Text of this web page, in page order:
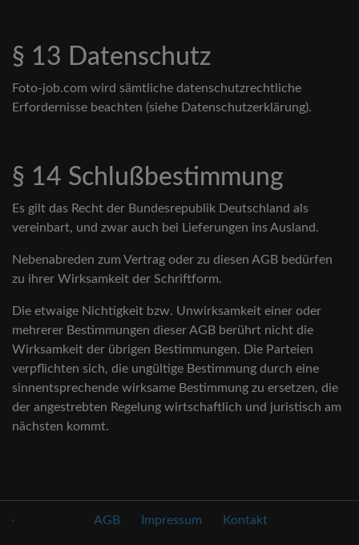
§ 13 Datenschutz
Foto-job.com wird sämtliche datenschutzrechtliche
Erfordernisse beachten (siehe Datenschutzerklärung).
§ 14 Schlußbestimmung
Es gilt das Recht der Bundesrepublik Deutschland als
vereinbart, und zwar auch bei Lieferungen ins Ausland.
Nebenabreden zum Vertrag oder zu diesen AGB bedürfen
zu ihrer Wirksamkeit der Schriftform.
Die etwaige Nichtigkeit bzw. Unwirksamkeit einer oder
mehrerer Bestimmungen dieser AGB berührt nicht die
Wirksamkeit der übrigen Bestimmungen. Die Parteien
verpflichten sich, die ungültige Bestimmung durch eine
sinnentsprechende wirksame Bestimmung zu ersetzen, die
der angestrebten Regelung wirtschaftlich und juristisch am
nächsten kommt.
. AGB Impressum Kontakt